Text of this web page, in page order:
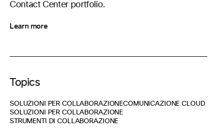
Contact Center portfolio.
Learn more
Topics
SOLUZIONI PER COLLABORAZIONECOMUNICAZIONE CLOUD
SOLUZIONI PER COLLABORAZIONE
STRUMENTI DI COLLABORAZIONE